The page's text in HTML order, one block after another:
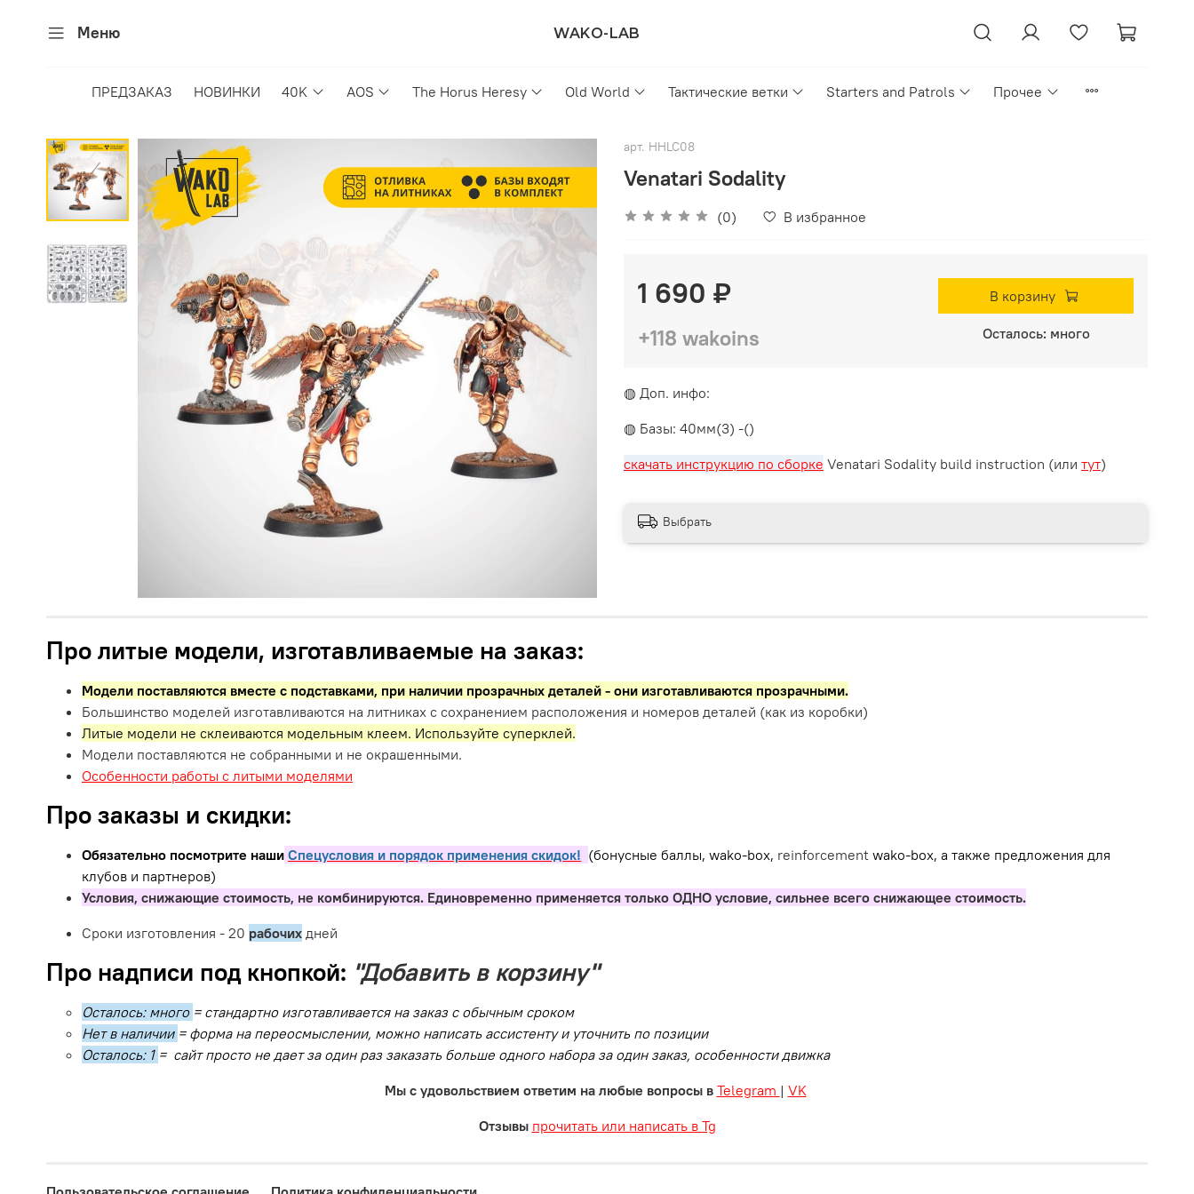
Меню WAKO-LAB
ПРЕДЗАКАЗ НОВИНКИ 40K AOS The Horus Heresy Old World Тактические ветки Starters and Patrols Прочее
арт. HHLC08
Venatari Sodality
(0) В избранное
1 690 ₽
+118 wakoins
В корзину
Осталось: много
◍ Доп. инфо:
◍ Базы: 40мм(3) -()
скачать инструкцию по сборке Venatari Sodality build instruction (или тут)
Выбрать
Про литые модели, изготавливаемые на заказ:
Модели поставляются вместе с подставками, при наличии прозрачных деталей - они изготавливаются прозрачными.
Большинство моделей изготавливаются на литниках с сохранением расположения и номеров деталей (как из коробки)
Литые модели не склеиваются модельным клеем. Используйте суперклей.
Модели поставляются не собранными и не окрашенными.
Особенности работы с литыми моделями
Про заказы и скидки:
Обязательно посмотрите наши Спецусловия и порядок применения скидок! (бонусные баллы, wako-box, reinforcement wako-box, а также предложения для
клубов и партнеров)
Условия, снижающие стоимость, не комбинируются. Единовременно применяется только ОДНО условие, сильнее всего снижающее стоимость.
Сроки изготовления - 20 рабочих дней
Про надписи под кнопкой: "Добавить в корзину"
Осталось: много = стандартно изготавливается на заказ с обычным сроком
Нет в наличии = форма на переосмыслении, можно написать ассистенту и уточнить по позиции
Осталось: 1 = сайт просто не дает за один раз заказать больше одного набора за один заказ, особенности движка
Мы с удовольствием ответим на любые вопросы в Telegram | VK
Отзывы прочитать или написать в Tg